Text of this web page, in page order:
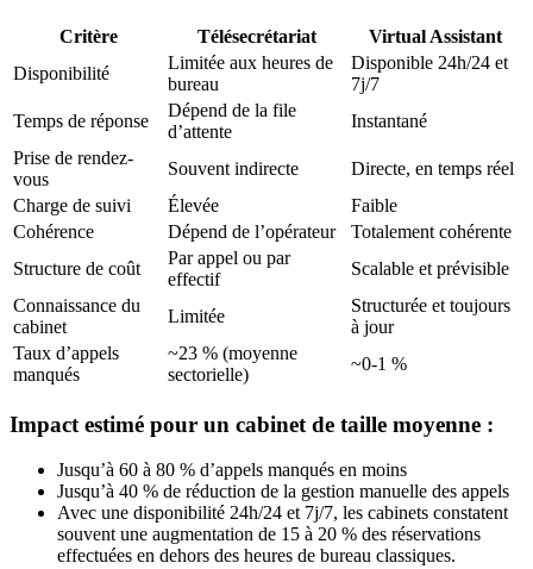
Critère Télésecrétariat
Virtual Assistant
Disponibilité
Limitée aux heures de
bureau
Disponible 24h/24 et
7j/7
Temps de réponse
Dépend de la file
d’attente
Instantané
Prise de rendez-
vous
Souvent indirecte
Directe, en temps réel
Charge de suivi
Élevée
Faible
Cohérence
Dépend de l’opérateur
Totalement cohérente
Structure de coût
Par appel ou par
effectif
Scalable et prévisible
Connaissance du
cabinet
Limitée
Structurée et toujours
à jour
Taux d’appels
manqués
~23 % (moyenne
sectorielle)
~0-1 %
Impact estimé pour un cabinet de taille moyenne :
Jusqu’à 60 à 80 % d’appels manqués en moins
Jusqu’à 40 % de réduction de la gestion manuelle des appels
Avec une disponibilité 24h/24 et 7j/7, les cabinets constatent
souvent une augmentation de 15 à 20 % des réservations
effectuées en dehors des heures de bureau classiques.